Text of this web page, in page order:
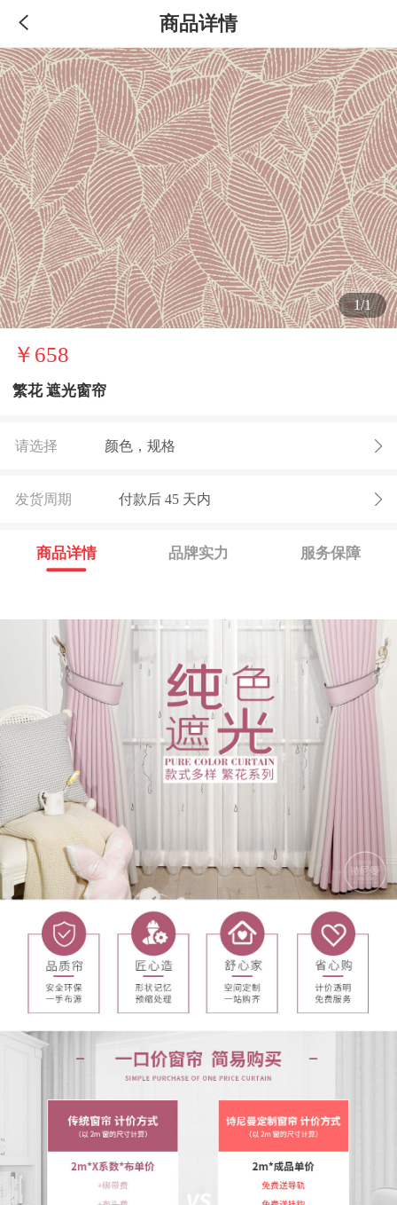
商品详情
1/1
￥658
繁花 遮光窗帘
请选择 颜色，规格
发货周期 付款后45 天内
商品详情 品牌实力 服务保障